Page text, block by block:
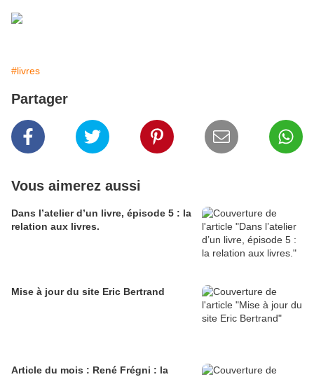
#livres
Partager
Vous aimerez aussi
Dans l’atelier d’un livre, épisode 5 : la
relation aux livres.
Mise à jour du site Eric Bertrand
Article du mois : René Frégni : la